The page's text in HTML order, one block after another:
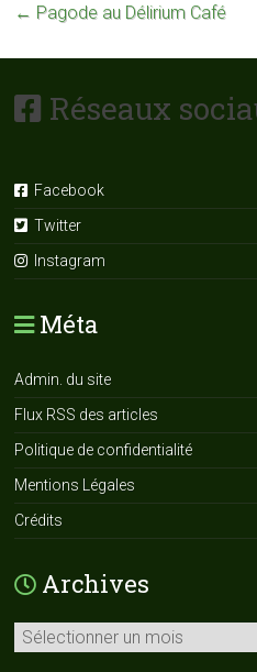
← Pagode au Délirium Café
Réseaux
Facebook
Twitter
Instagram
Méta
Admin. du site
Flux RSS des articles
Politique de confidentialité
Mentions Légales
Crédits
Archives
Archives